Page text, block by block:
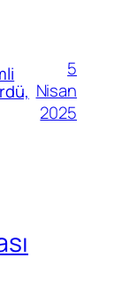
5
Nisan
2025